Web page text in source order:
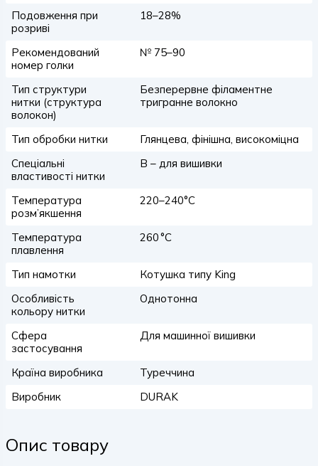
Подовження при
розриві
18–28%
Рекомендований
номер голки
№ 75–90
Тип структури
нитки (структура
волокон)
Безперервне філаментне
тригранне волокно
Тип обробки нитки
Глянцева, фінішна, високоміцна
Спеціальні
властивості нитки
B – для вишивки
Температура
розм’якшення
220–240°C
Температура
плавлення
260 °C
Тип намотки
Котушка типу King
Особливість
кольору нитки
Однотонна
Сфера
застосування
Для машинної вишивки
Країна виробника
Туреччина
Виробник
DURAK
Опис товару